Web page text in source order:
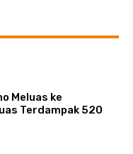
Meluas ke
Terdampak 520